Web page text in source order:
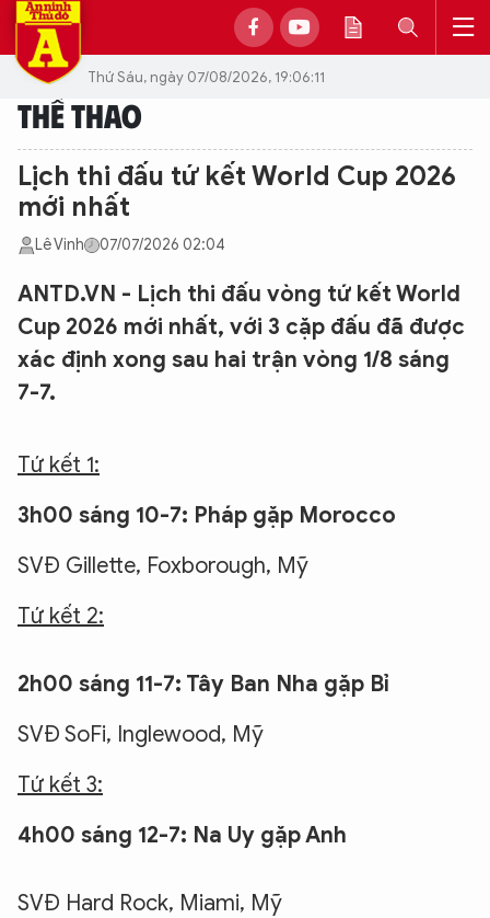
Thứ Sáu, ngày 07/08/2026, 19:06:11
THỂ THAO
Lịch thi đấu tứ kết World Cup 2026
mới nhất
Lê Vinh 07/07/2026 02:04
ANTD.VN - Lịch thi đấu vòng tứ kết World
Cup 2026 mới nhất, với 3 cặp đấu đã được
xác định xong sau hai trận vòng 1/8 sáng
7-7.
Tứ kết 1:
3h00 sáng 10-7: Pháp gặp Morocco
SVĐ Gillette, Foxborough, Mỹ
Tứ kết 2:
2h00 sáng 11-7: Tây Ban Nha gặp Bỉ
SVĐ SoFi, Inglewood, Mỹ
Tứ kết 3:
4h00 sáng 12-7: Na Uy gặp Anh
SVĐ Hard Rock, Miami, Mỹ